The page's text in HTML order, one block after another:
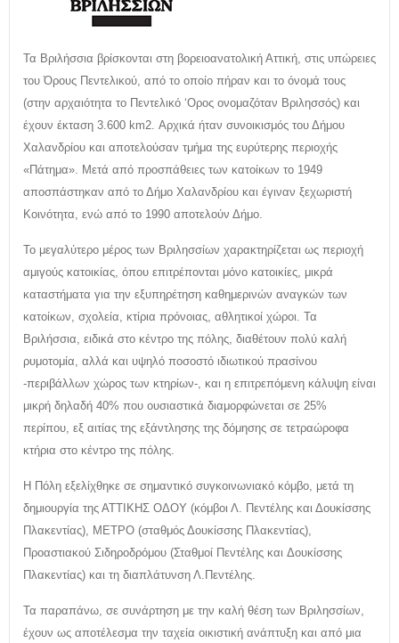
Τα Βριλήσσια βρίσκονται στη βορειοανατολική Αττική, στις υπώρειες
του Όρους Πεντελικού, από το οποίο πήραν και το όνομά τους
(στην αρχαιότητα το Πεντελικό ‘Ορος ονομαζόταν Βριλησσός) και
έχουν έκταση 3.600 km2. Αρχικά ήταν συνοικισμός του Δήμου
Χαλανδρίου και αποτελούσαν τμήμα της ευρύτερης περιοχής
«Πάτημα». Μετά από προσπάθειες των κατοίκων το 1949
αποσπάστηκαν από το Δήμο Χαλανδρίου και έγιναν ξεχωριστή
Κοινότητα, ενώ από το 1990 αποτελούν Δήμο.
Το μεγαλύτερο μέρος των Βριλησσίων χαρακτηρίζεται ως περιοχή
αμιγούς κατοικίας, όπου επιτρέπονται μόνο κατοικίες, μικρά
καταστήματα για την εξυπηρέτηση καθημερινών αναγκών των
κατοίκων, σχολεία, κτίρια πρόνοιας, αθλητικοί χώροι. Τα
Βριλήσσια, ειδικά στο κέντρο της πόλης, διαθέτουν πολύ καλή
ρυμοτομία, αλλά και υψηλό ποσοστό ιδιωτικού πρασίνου
-περιβάλλων χώρος των κτηρίων-, και η επιτρεπόμενη κάλυψη είναι
μικρή δηλαδή 40% που ουσιαστικά διαμορφώνεται σε 25%
περίπου, εξ αιτίας της εξάντλησης της δόμησης σε τετραώροφα
κτήρια στο κέντρο της πόλης.
Η Πόλη εξελίχθηκε σε σημαντικό συγκοινωνιακό κόμβο, μετά τη
δημιουργία της ΑΤΤΙΚΗΣ ΟΔΟΥ (κόμβοι Λ. Πεντέλης και Δουκίσσης
Πλακεντίας), ΜΕΤΡΟ (σταθμός Δουκίσσης Πλακεντίας),
Προαστιακού Σιδηροδρόμου (Σταθμοί Πεντέλης και Δουκίσσης
Πλακεντίας) και τη διαπλάτυνση Λ.Πεντέλης.
Τα παραπάνω, σε συνάρτηση με την καλή θέση των Βριλησσίων,
έχουν ως αποτέλεσμα την ταχεία οικιστική ανάπτυξη και από μια